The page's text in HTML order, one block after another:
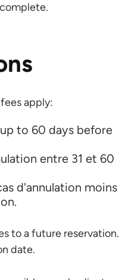
apply:
to 60 days before
entre 31 et 60
d'annulation moins
to a future reservation.
date.